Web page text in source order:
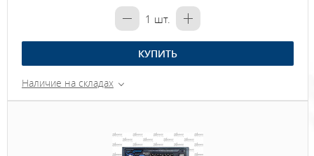
1 шт.
КУПИТЬ
Наличие на складах